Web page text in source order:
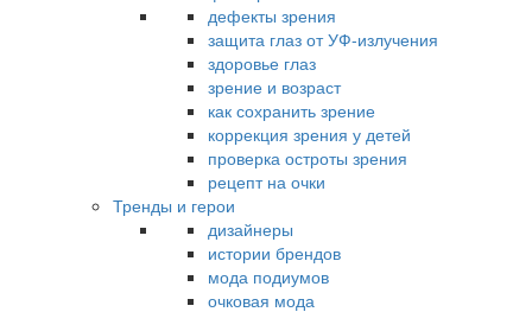
дефекты зрения
защита глаз от УФ-излучения
здоровье глаз
зрение и возраст
как сохранить зрение
коррекция зрения у детей
проверка остроты зрения
рецепт на очки
Тренды и герои
дизайнеры
истории брендов
мода подиумов
очковая мода